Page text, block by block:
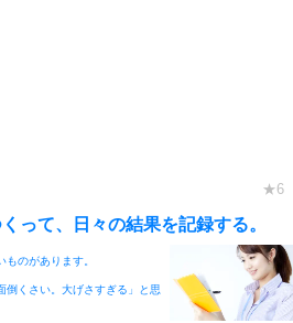
って、日々の結果を記録する。
のがあります。
倒くさい。大げさすぎる」と思